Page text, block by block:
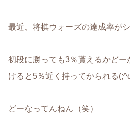
最近、将棋ウォーズの達成率が
初段に勝っても3％貰えるかどー
けると5％近く持ってかられる
どーなってんねん（笑）